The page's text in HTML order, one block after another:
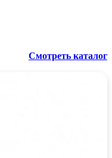
Смотреть каталог